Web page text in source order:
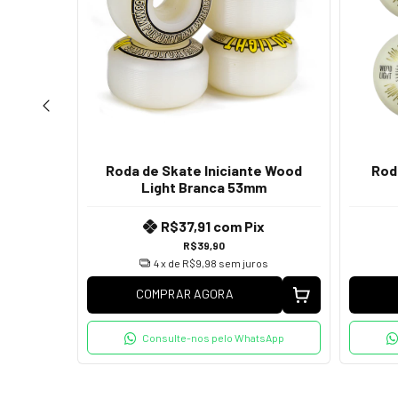
Roda de Skate Iniciante Wood
Light Branca 53mm
R$39,90
R$37,91 com Pix
4x de R$9,98 sem juros
COMPRAR AGORA
Consulte-nos pelo WhatsApp